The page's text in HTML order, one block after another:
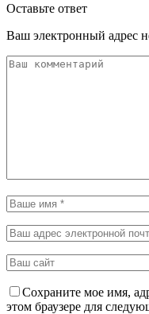
Оставьте ответ
Ваш электронный адрес
Сохраните мое имя,
этом браузере для